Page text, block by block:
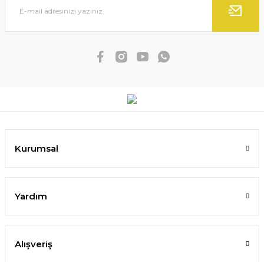
Kurumsal
Yardım
Alışveriş